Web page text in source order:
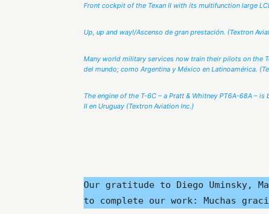
Front cockpit of the Texan II with its multifunction large
Up, up and way!/Ascenso de gran prestación. (Textron
Many world military services now train their pilots on the
del mundo; como Argentina y México en Latinoamérica.
The engine of the T-6C – a Pratt & Whitney PT6A-68A –
II en Uruguay (Textron Aviation Inc.)
Our gratitude to Diego Uminsky,
to complete our work: Muchas